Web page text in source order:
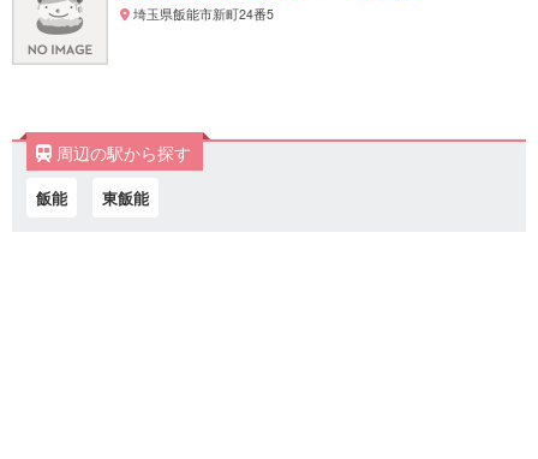
埼玉県飯能市新町24番5
周辺の駅から探す
飯能 東飯能